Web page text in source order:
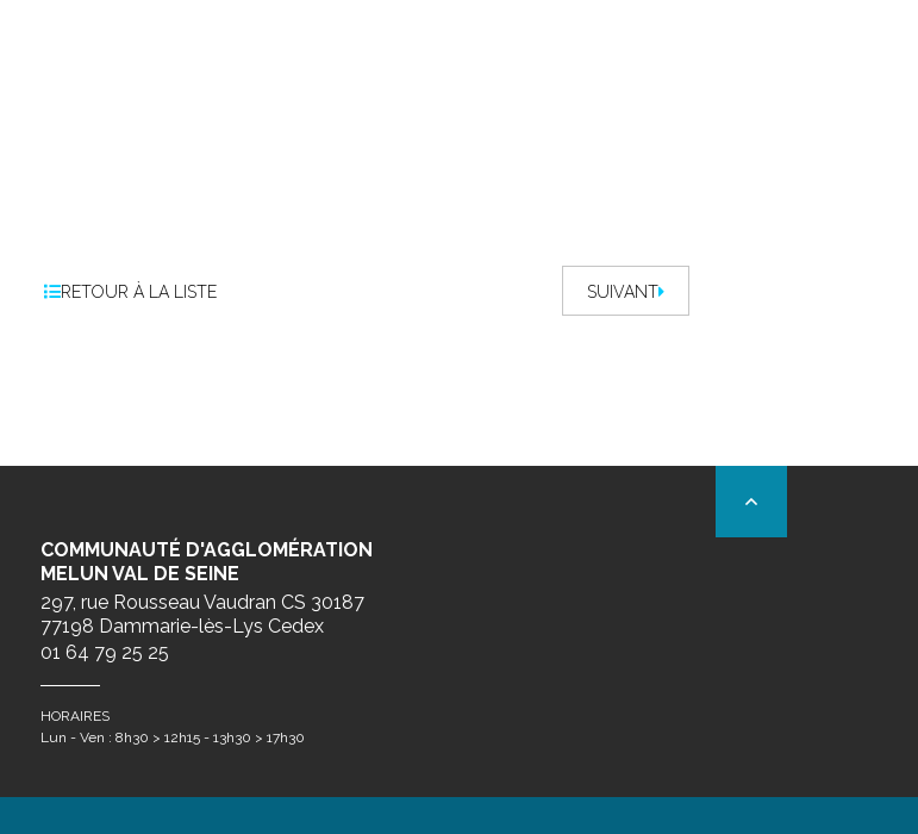
RETOUR À LA LISTE SUIVANT
COMMUNAUTÉ D'AGGLOMÉRATION
MELUN VAL DE SEINE
297, rue Rousseau Vaudran CS 30187
77198 Dammarie-lès-Lys Cedex
01 64 79 25 25
HORAIRES
Lun - Ven : 8h30 > 12h15 - 13h30 > 17h30